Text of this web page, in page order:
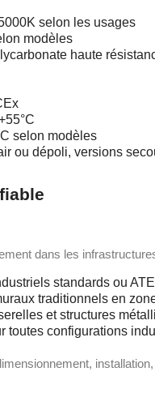
selon les usages
modèles
haute
selon modèles
ou dépoli, versions
dans les
standards ou
traditionnels en
et structures
toutes configurations